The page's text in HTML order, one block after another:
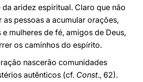
aridez espiritual. Claro que não
as pessoas a acumular orações,
e mulheres de fé, amigos de Deus,
os caminhos do espírito.
nascerão comunidades
autênticos (cf. Const., 62).